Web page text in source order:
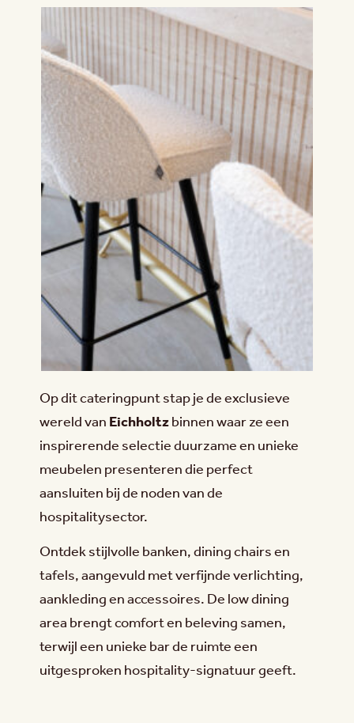
Op dit cateringpunt stap je de exclusieve
wereld vanEichholtzbinnen waar ze een
inspirerende selectie duurzame en unieke
meubelen presenteren die perfect
aansluiten bij de noden van de
hospitalitysector.
Ontdek stijlvolle banken, dining chairs en
tafels, aangevuld met verfijnde verlichting,
aankleding en accessoires. De low dining
area brengt comfort en beleving samen,
terwijl een unieke bar de ruimte een
uitgesproken hospitality-signatuur geeft.